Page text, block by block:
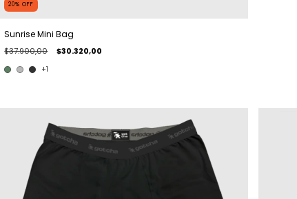
20%OFF
Sunrise Mini Bag
$37.900,00 $30.320,00
+1